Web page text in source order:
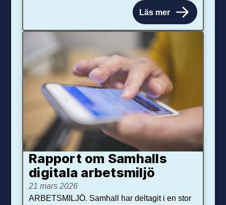
Läs mer
Rapport om Samhalls
digitala arbetsmiljö
21 mars 2026
ARBETSMILJÖ. Samhall har deltagit i en stor